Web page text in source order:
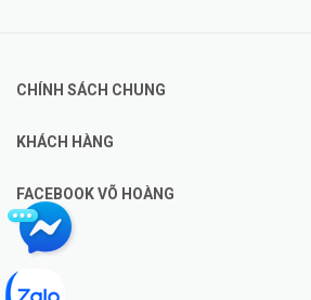
CHÍNH SÁCH CHUNG
KHÁCH HÀNG
FACEBOOK VÕ HOÀNG